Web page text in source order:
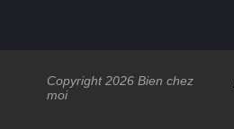
Copyright 2026 Bien chez
moi